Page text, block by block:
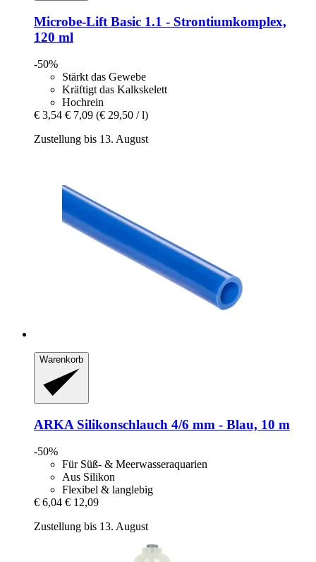
Microbe-Lift Basic 1.1 -​ Strontiumkomplex,
120 ml
-50%
Stärkt das Gewebe
Kräftigt das Kalkskelett
Hochrein
€ 3,54 € 7,09 (€ 29,50 / l)
Zustellung bis 13. August
Warenkorb
ARKA Silikonschlauch 4/6 mm -​ Blau, 10 m
-50%
Für Süß- & Meerwasseraquarien
Aus Silikon
Flexibel & langlebig
€ 6,04 € 12,09
Zustellung bis 13. August